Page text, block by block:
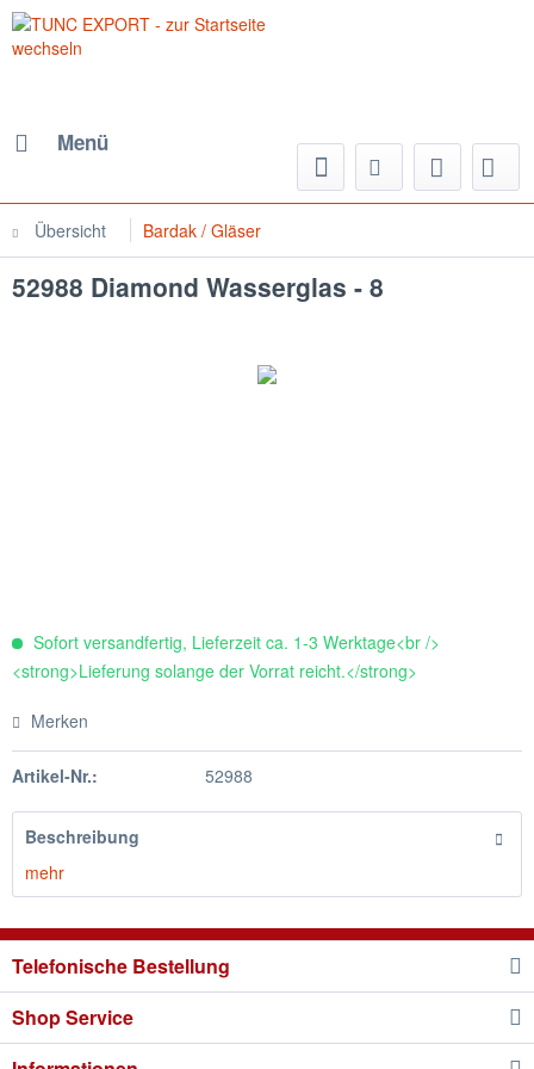
Menü
Übersicht Bardak / Gläser
52988 Diamond Wasserglas - 8
Sofort versandfertig, Lieferzeit ca. 1-3 Werktage<br />
<strong>Lieferung solange der Vorrat reicht.</strong>
Merken
Artikel-Nr.: 52988
Beschreibung
mehr
Telefonische Bestellung
Shop Service